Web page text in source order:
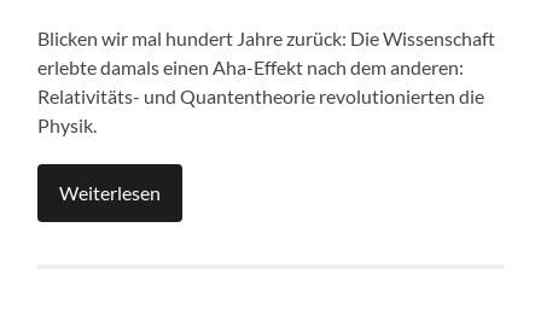
Blicken wir mal hundert Jahre zurück: Die Wissenschaft
erlebte damals einen Aha-Effekt nach dem anderen:
Relativitäts- und Quantentheorie revolutionierten die
Physik.
Weiterlesen